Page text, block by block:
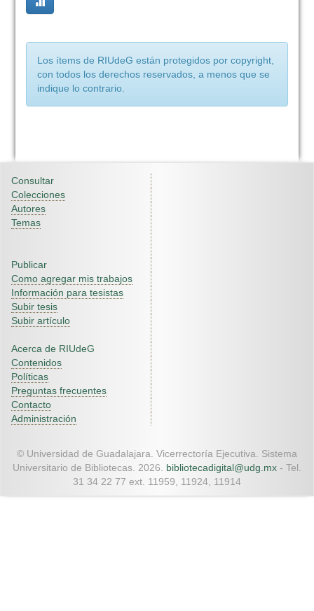
Los ítems de RIUdeG están protegidos por copyright,
con todos los derechos reservados, a menos que se
indique lo contrario.
Consultar
Colecciones
Autores
Temas
Publicar
Como agregar mis trabajos
Información para tesistas
Subir tesis
Subir artículo
Acerca de RIUdeG
Contenidos
Políticas
Preguntas frecuentes
Contacto
Administración
© Universidad de Guadalajara. Vicerrectoría Ejecutiva. Sistema
Universitario de Bibliotecas. 2026. bibliotecadigital@udg.mx - Tel.
31 34 22 77 ext. 11959, 11924, 11914